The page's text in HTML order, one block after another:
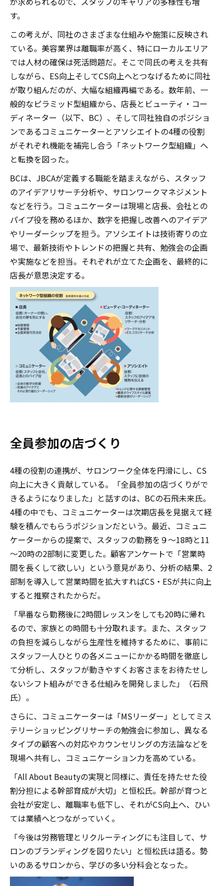
す。
この考えが、同社のさまざまな仕組みや施策に反映され
ている。美容業界は離職率が高く、特にローカルエリア
では人材の確保は死活問題だ。そこで同氏の考えを共有
しながら、ES向上そしてCS向上へとつなげるために同社
が取り組んだのが、大幅な組織再編である。数年前、一
般的なピラミッド型組織から、店長とビューティ・コー
ディネーター（以下、BC）、そして同社独自のポジショ
ンであるコミュニケーターとアソシエイトの4種の役割
がそれぞれ機能を補完し合う「ネットワーク型組織」へ
と転換を図った。
BCは、JBCAが定義する職能を踏まえながら、スタッフ
のアイデアリサーチ分析や、サロンワークマネジメント
などを行う。コミュニケーターは現場と店長、会社との
パイプ役を務めるほか、数字を把握し改善へのアイデア
やリーダーシップを担う。アソシエイトは技術寄りの立
場で、最新技術やトレンドの把握と共有、勉強会の企画
や実施などを担当。それぞれが立てた企画を、最終的に
店長が意思決定する。
全員参加の店づくり
4種の役割の連携が、サロンワーク全体を円滑にし、CS
向上に大きく貢献している。「全員参加の店づくりがで
きるようになりました」と話すのは、BCの石飛未来氏。
4種の中でも、コミュニケーターは次期店長を見据えて経
験を積んでもらうポジションだという。最近、コミュニ
ケーターからの提案で、スタッフの勤務を９～18時と11
～20時の2部制に変更した。顧客アンケートで「営業時
間を長くして欲しい」という意見があり、分析の結果、2
部制を導入して営業時間を拡大すればCS・ESが共に向上
すると推察されたからだ。
「早番なら勤務後に2時間レッスンをしても20時に帰れ
るので、家族との時間も十分取れます。また、スタッフ
の負担を減らしながら生産性を維持するために、事前に
スタッフ一人ひとりの各メニューにかかる時間を徹底し
て分析し、スタッフが動きやすくお客さまをお待たせし
ないシフト組みができる仕組みを開発しました」（石飛
氏）。
さらに、コミュニケーターは「MSリーダー」としてミス
テリーショッピングリサーチの勉強会に参加し、異なる
タイプの顧客への対応やカウンセリングの方法論などを
現場へ共有し、コミュニケーション力を高めている。
「All About Beautyの実現と同様に、責任を持たせた役
割分担による幹部育成が大切」と恒松氏。幹部が育つと
会社が安定し、離職率も低下し、それがCS向上へ、ひい
ては業績へとつながっていく。
「今後は労務管理とリクルーティングにも注目して、サ
ロンのブランディングを図りたい」と恒松氏は語る。勢
いのあるサロンから、学びの多い分科会となった。